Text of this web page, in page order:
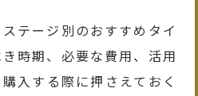
テージ別のおすすめタイ
時期、必要な費用、活用
入する際に押さえておく